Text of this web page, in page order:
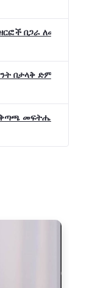
በጋራ ለመስራት መከሩ፡፡
በታላቅ ድምቀት
መፍትሔ ጠቋሚ